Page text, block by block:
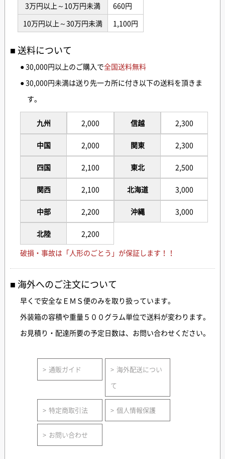
3万円以上～10万円未満
660円
10万円以上～30万円未満
1,100円
送料について
● 30,000円以上のご購入で全国送料無料
● 30,000円未満は送り先一カ所に付き以下の送料を頂きま
す。
九州
中国
四国
関西
中部
北陸
2,000
2,000
2,100
2,100
2,200
2,200
信越
関東
東北
北海道
沖縄
2,300
2,300
2,500
3,000
3,000
破損・事故は「人形のごとう」が保証します！！
海外へのご注文について
早くで安全なＥＭＳ便のみを取り扱っています。
外装箱の容積や重量５００グラム単位で送料が変わります。
お見積り・配達所要の予定日数は、お問い合わせください。
通販ガイド
海外配送につい
て
特定商取引法 個人情報保護
お問い合わせ